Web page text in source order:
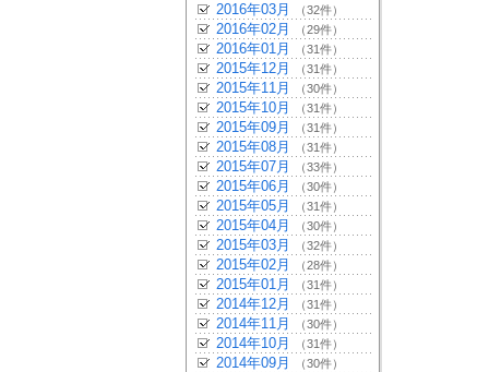
2016年03月 （32件）
2016年02月 （29件）
2016年01月 （31件）
2015年12月 （31件）
2015年11月 （30件）
2015年10月 （31件）
2015年09月 （31件）
2015年08月 （31件）
2015年07月 （33件）
2015年06月 （30件）
2015年05月 （31件）
2015年04月 （30件）
2015年03月 （32件）
2015年02月 （28件）
2015年01月 （31件）
2014年12月 （31件）
2014年11月 （30件）
2014年10月 （31件）
2014年09月 （30件）